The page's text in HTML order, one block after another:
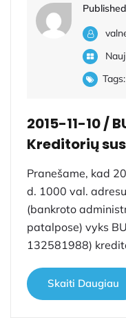
Tags:
2015-11-10 /
Kreditorių
Pranešame, kad
d. 1000 val.
(bankroto
patalpose) vyks
132581988)
Skaiti Daugiau